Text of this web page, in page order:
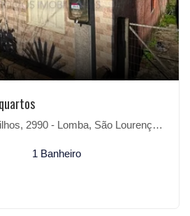
2990 - Lomba, São Lourenço do Sul-RS
1 Banheiro